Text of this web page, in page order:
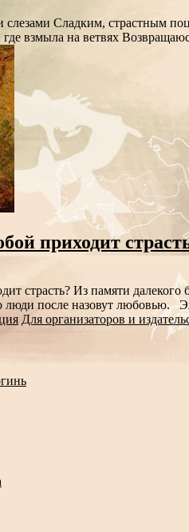
Сладким, страстным
взмыла на ветвях
приходит
страсть? Из памяти
люди после назовут любовью.
Для организаторов и